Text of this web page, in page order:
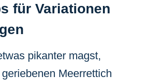
für Variationen
pikanter magst,
Meerrettich